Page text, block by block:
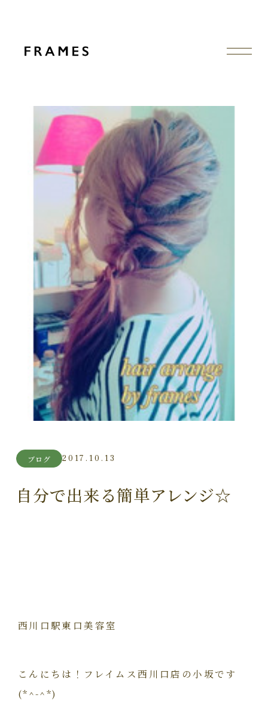
ブログ 2017.10.13
自分で出来る簡単アレンジ☆
西川口駅東口美容室
こんにちは！フレイムス西川口店の小坂です
(*^-^*)